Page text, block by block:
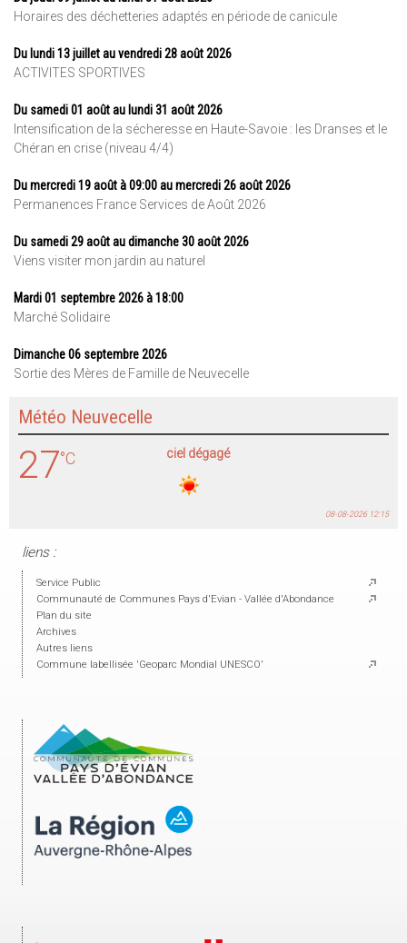
Horaires des déchetteries adaptés en période de canicule
Du lundi 13 juillet au vendredi 28 août 2026
ACTIVITES SPORTIVES
Du samedi 01 août au lundi 31 août 2026
Intensification de la sécheresse en Haute-Savoie : les Dranses et le
Chéran en crise (niveau 4/4)
Du mercredi 19 août à 09:00 au mercredi 26 août 2026
Permanences France Services de Août 2026
Du samedi 29 août au dimanche 30 août 2026
Viens visiter mon jardin au naturel
Mardi 01 septembre 2026 à 18:00
Marché Solidaire
Dimanche 06 septembre 2026
Sortie des Mères de Famille de Neuvecelle
Météo Neuvecelle
ciel dégagé
27°C
08-08-2026 12:15
liens :
Service Public
Communauté de Communes Pays d'Evian - Vallée d'Abondance
Plan du site
Archives
Autres liens
Commune labellisée 'Geoparc Mondial UNESCO'